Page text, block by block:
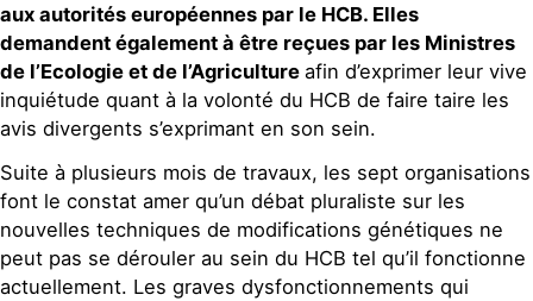
aux autorités européennes par le HCB. Elles
demandent également à être reçues par les Ministres
de l’Ecologie et de l’Agriculture afin d’exprimer leur vive
inquiétude quant à la volonté du HCB de faire taire les
avis divergents s’exprimant en son sein.
Suite à plusieurs mois de travaux, les sept organisations
font le constat amer qu’un débat pluraliste sur les
nouvelles techniques de modifications génétiques ne
peut pas se dérouler au sein du HCB tel qu’il fonctionne
actuellement. Les graves dysfonctionnements qui